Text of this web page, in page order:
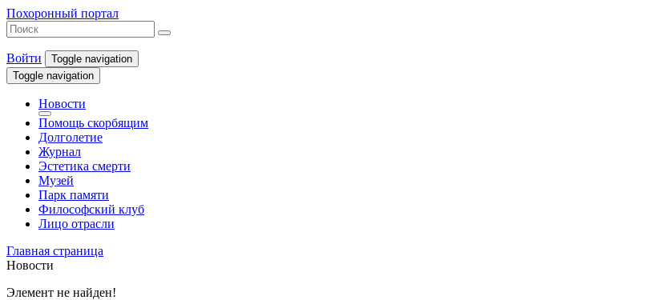
Похоронный портал
Войти
Toggle navigation
Toggle navigation
Новости
Помощь скорбящим
Долголетие
Журнал
Эстетика смерти
Музей
Парк памяти
Философский клуб
Лицо отрасли
Главная страница
Новости
Элемент не найден!